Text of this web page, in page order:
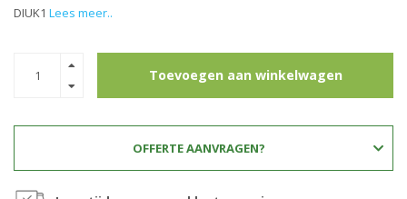
DIUK1 Lees meer..
Toevoegen aan winkelwagen
OFFERTE AANVRAGEN?